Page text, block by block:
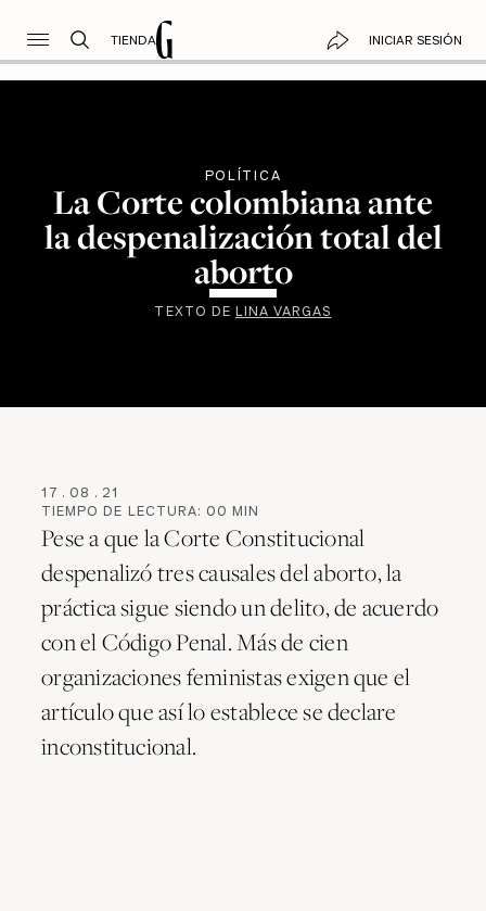
TIENDA INICIAR SESIÓN
POLÍTICA
La Corte colombiana ante
la despenalización total del
aborto
TEXTO DE LINA VARGAS
17 . 08 . 21
TIEMPO DE LECTURA: 00 MIN
Pese a que la Corte Constitucional
despenalizó tres causales del aborto, la
práctica sigue siendo un delito, de acuerdo
con el Código Penal. Más de cien
organizaciones feministas exigen que el
artículo que así lo establece se declare
inconstitucional.